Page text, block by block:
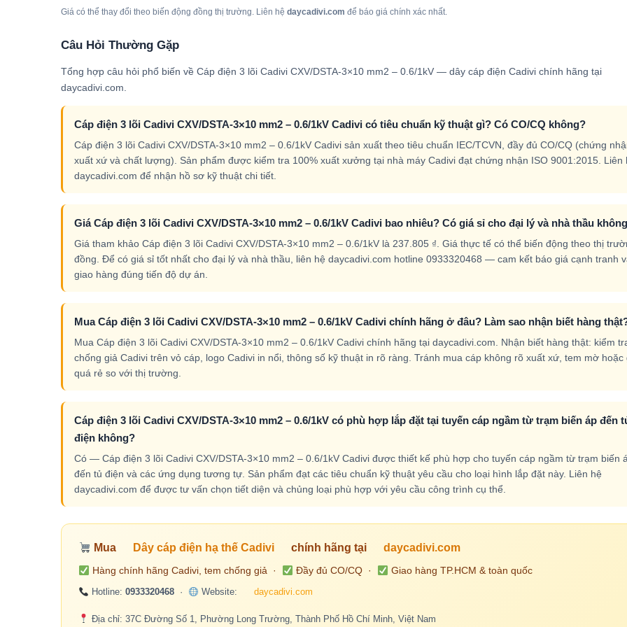
Giá có thể thay đổi theo biến động đồng thị trường. Liên hệ daycadivi.com để báo giá chính xác nhất.
Câu Hỏi Thường Gặp
Tổng hợp câu hỏi phổ biến về Cáp điện 3 lõi Cadivi CXV/DSTA-3×10 mm2 – 0.6/1kV — dây cáp điện Cadivi chính hãng tại
daycadivi.com.
Cáp điện 3 lõi Cadivi CXV/DSTA-3×10 mm2 – 0.6/1kV Cadivi có tiêu chuẩn kỹ thuật gì? Có CO/CQ không?
Cáp điện 3 lõi Cadivi CXV/DSTA-3×10 mm2 – 0.6/1kV Cadivi sản xuất theo tiêu chuẩn IEC/TCVN, đầy đủ CO/CQ (chứng
xuất xứ và chất lượng). Sản phẩm được kiểm tra 100% xuất xưởng tại nhà máy Cadivi đạt chứng nhận ISO 9001:2015. Liên
daycadivi.com để nhận hồ sơ kỹ thuật chi tiết.
Giá Cáp điện 3 lõi Cadivi CXV/DSTA-3×10 mm2 – 0.6/1kV Cadivi bao nhiêu? Có giá sỉ cho đại lý và nhà thầu
Giá tham khảo Cáp điện 3 lõi Cadivi CXV/DSTA-3×10 mm2 – 0.6/1kV là 237.805 ₫. Giá thực tế có thể biến động theo thị
đồng. Để có giá sỉ tốt nhất cho đại lý và nhà thầu, liên hệ daycadivi.com hotline 0933320468 — cam kết báo giá cạnh tranh
giao hàng đúng tiến độ dự án.
Mua Cáp điện 3 lõi Cadivi CXV/DSTA-3×10 mm2 – 0.6/1kV Cadivi chính hãng ở đâu? Làm sao nhận biết hàng
Mua Cáp điện 3 lõi Cadivi CXV/DSTA-3×10 mm2 – 0.6/1kV Cadivi chính hãng tại daycadivi.com. Nhận biết hàng thật: kiểm
chống giả Cadivi trên vỏ cáp, logo Cadivi in nổi, thông số kỹ thuật in rõ ràng. Tránh mua cáp không rõ xuất xứ, tem mờ hoặc
quá rẻ so với thị trường.
Cáp điện 3 lõi Cadivi CXV/DSTA-3×10 mm2 – 0.6/1kV có phù hợp lắp đặt tại tuyến cáp ngầm từ trạm biến áp đến
điện không?
Có — Cáp điện 3 lõi Cadivi CXV/DSTA-3×10 mm2 – 0.6/1kV Cadivi được thiết kế phù hợp cho tuyến cáp ngầm từ trạm biến
đến tủ điện và các ứng dụng tương tự. Sản phẩm đạt các tiêu chuẩn kỹ thuật yêu cầu cho loại hình lắp đặt này. Liên hệ
daycadivi.com để được tư vấn chọn tiết diện và chủng loại phù hợp với yêu cầu công trình cụ thể.
Mua Dây cáp điện hạ thế Cadivi chính hãng tại daycadivi.com
Hàng chính hãng Cadivi, tem chống giả · Đầy đủ CO/CQ · Giao hàng TP.HCM & toàn quốc
Hotline: 0933320468· Website: daycadivi.com
Địa chỉ: 37C Đường Số 1, Phường Long Trường, Thành Phố Hồ Chí Minh, Việt Nam